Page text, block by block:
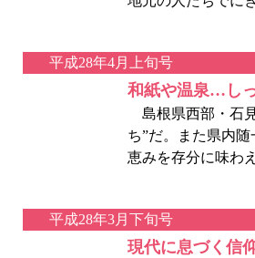
平成28年4月上旬号
和紙や温泉…し
島根県西部・石
ち”だ。また県内
恵みを存分に味わ
平成28年3月下旬号
現代に息づく信